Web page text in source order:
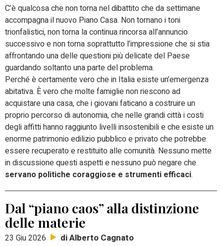
C’è qualcosa che non torna nel dibattito che da settimane
accompagna il nuovo Piano Casa. Non tornano i toni
trionfalistici, non torna la continua rincorsa all’annuncio
successivo e non torna soprattutto l’impressione che si stia
affrontando una delle questioni più delicate del Paese
guardando soltanto una parte del problema.
Perché è certamente vero che in Italia esiste un’emergenza
abitativa. È vero che molte famiglie non riescono ad
acquistare una casa, che i giovani faticano a costruire un
proprio percorso di autonomia, che nelle grandi città i costi
degli affitti hanno raggiunto livelli insostenibili e che esiste un
enorme patrimonio edilizio pubblico e privato che potrebbe
essere recuperato e restituito alle comunità. Nessuno mette
in discussione questi aspetti e nessuno può negare che
servano politiche coraggiose e strumenti efficaci.
Dal “piano caos” alla distinzione
delle materie
23 Giu 2026 di Alberto Cagnato